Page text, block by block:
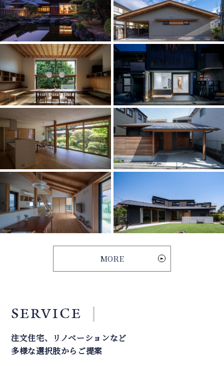
MORE
SERVICE
注文住宅、リノベーションなど
多様な選択肢からご提案